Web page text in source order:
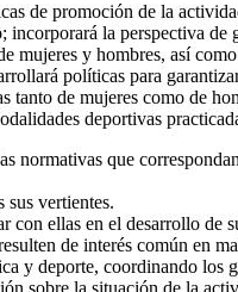
de promoción de la
la perspectiva
mujeres y hombres, así
políticas para
de mujeres como de
deportivas
normativas que
sus vertientes.
con ellas en el desarrollo de
de interés común en
y deporte, coordinando los